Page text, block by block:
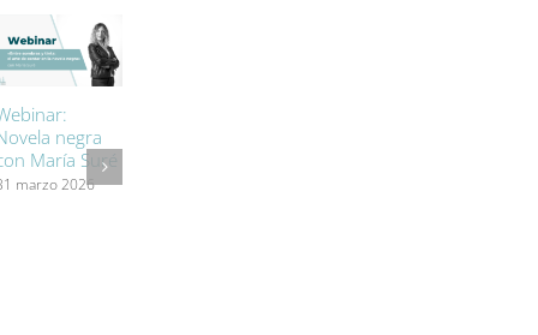
negra
María Suré
marzo 2026